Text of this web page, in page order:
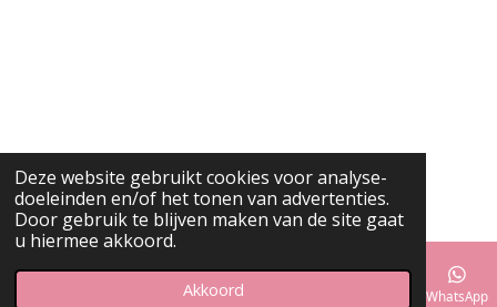
Deze website gebruikt cookies voor analyse-
doeleinden en/of het tonen van advertenties.
Door gebruik te blijven maken van de site gaat
u hiermee akkoord.
Akkoord WhatsApp